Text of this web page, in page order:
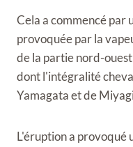
Cela a commencé par
provoquée par la
de la partie nord-
dont l'intégralité
Yamagata et de
L'éruption a provoqué